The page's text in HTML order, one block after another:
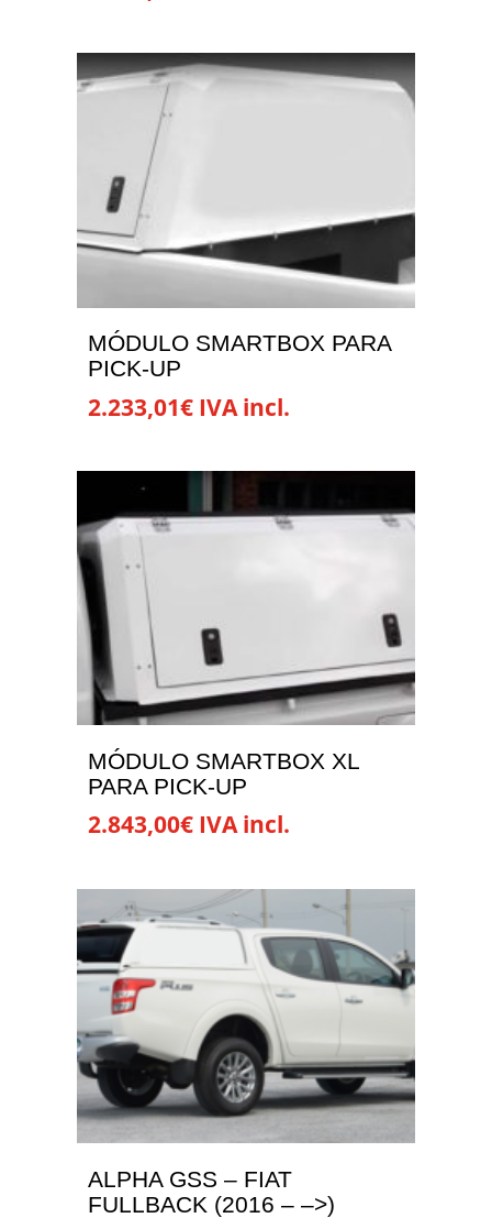
MÓDULO SMARTBOX PARA
PICK-UP
2.233,01€ IVA incl.
MÓDULO SMARTBOX XL
PARA PICK-UP
2.843,00€ IVA incl.
ALPHA GSS – FIAT
FULLBACK (2016 – –>)